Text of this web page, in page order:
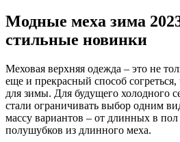
Модные меха зима
стильные новинки
Меховая верхняя одежда – это не
еще и прекрасный способ
для зимы. Для будущего холодного
стали ограничивать выбор одним
массу вариантов – от длинных в
полушубков из длинного меха.